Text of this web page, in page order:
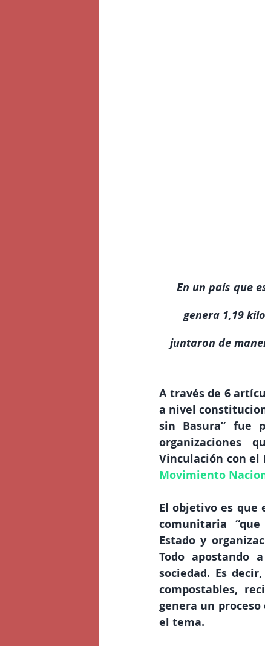
En un país que
genera 1,19
juntaron de
A través de 6
a nivel
sin Basura” fue
organizaciones
Vinculación con el
Movimiento
El objetivo es que
comunitaria
Estado y
Todo apostando
sociedad. Es
compostables,
genera un
el tema.